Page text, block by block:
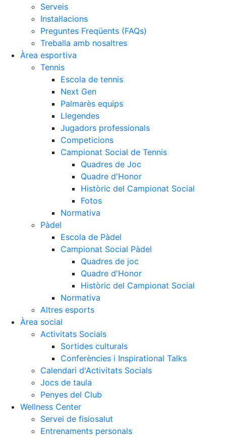
Serveis
Instal·lacions
Preguntes Freqüents (FAQs)
Treballa amb nosaltres
Àrea esportiva
Tennis
Escola de tennis
Next Gen
Palmarès equips
Llegendes
Jugadors professionals
Competicions
Campionat Social de Tennis
Quadres de Joc
Quadre d'Honor
Històric del Campionat Social
Fotos
Normativa
Pàdel
Escola de Pàdel
Campionat Social Pàdel
Quadres de joc
Quadre d'Honor
Històric del Campionat Social
Normativa
Altres esports
Àrea social
Activitats Socials
Sortides culturals
Conferències i Inspirational Talks
Calendari d'Activitats Socials
Jocs de taula
Penyes del Club
Wellness Center
Servei de fisiosalut
Entrenaments personals